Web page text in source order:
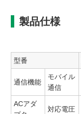
製品仕様
型番
通信機能
モバイル
通信
ACアダ
対応電圧